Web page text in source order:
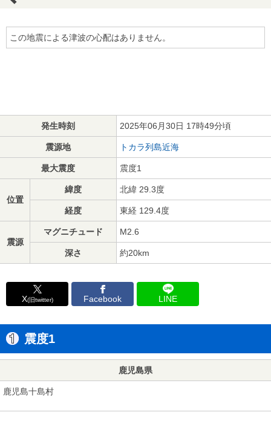
この地震による津波の心配はありません。
発生時刻 2025年06月30日 17時49分頃
震源地 トカラ列島近海
最大震度 震度1
位置
緯度 北緯 29.3度
経度 東経 129.4度
震源
マグニチュード M2.6
深さ 約20km
X(旧twitter) Facebook LINE
震度1
鹿児島県
鹿児島十島村